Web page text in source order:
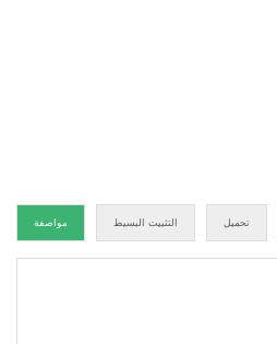
مواصفة التثبيت البسيط تحميل